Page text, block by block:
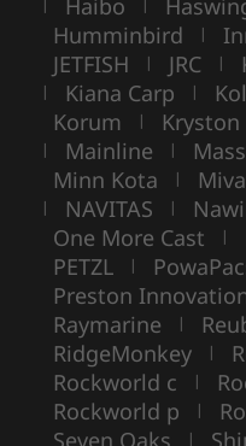
| Haibo |
Humminbird |
JETFISH | JRC |
| Kiana Carp |
Korum | Kryston
| Mainline |
Minn Kota |
| NAVITAS |
One More Cast |
PETZL |
Preston
Raymarine |
RidgeMonkey |
Rockworld c |
Rockworld p |
Seven Oaks |